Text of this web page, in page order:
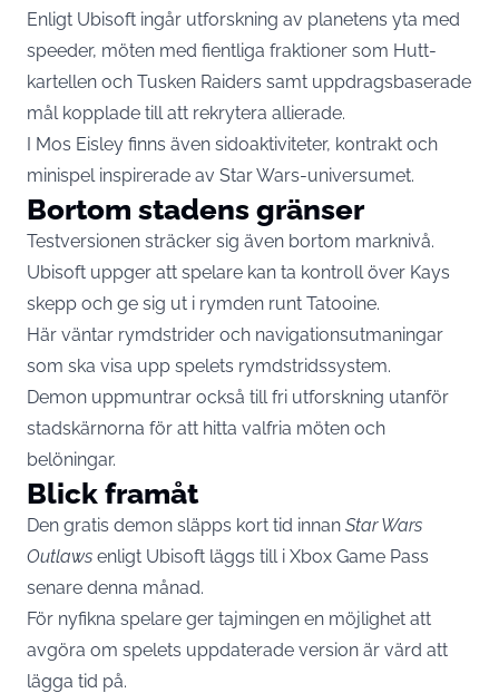
Enligt Ubisoft ingår utforskning av planetens yta med
speeder, möten med fientliga fraktioner som Hutt-
kartellen och Tusken Raiders samt uppdragsbaserade
mål kopplade till att rekrytera allierade.
I Mos Eisley finns även sidoaktiviteter, kontrakt och
minispel inspirerade av Star Wars-universumet.
Bortom stadens gränser
Testversionen sträcker sig även bortom marknivå.
Ubisoft uppger att spelare kan ta kontroll över Kays
skepp och ge sig ut i rymden runt Tatooine.
Här väntar rymdstrider och navigationsutmaningar
som ska visa upp spelets rymdstridssystem.
Demon uppmuntrar också till fri utforskning utanför
stadskärnorna för att hitta valfria möten och
belöningar.
Blick framåt
Den gratis demon släpps kort tid innan Star Wars
Outlaws enligt Ubisoft läggs till i Xbox Game Pass
senare denna månad.
För nyfikna spelare ger tajmingen en möjlighet att
avgöra om spelets uppdaterade version är värd att
lägga tid på.